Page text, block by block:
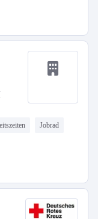
Jobrad